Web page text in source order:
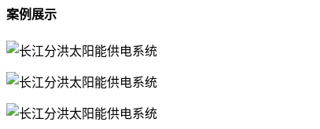
案例展示